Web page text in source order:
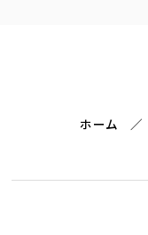
ホーム